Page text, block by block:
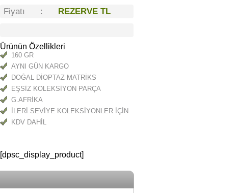
Fiyatı : REZERVE TL
Ürünün Özellikleri
160 GR
AYNI GÜN KARGO
DOĞAL DİOPTAZ MATRİKS
EŞSİZ KOLEKSİYON PARÇA
G.AFRİKA
İLERİ SEVİYE KOLEKSİYONLER İÇİN
KDV DAHİL
[dpsc_display_product]